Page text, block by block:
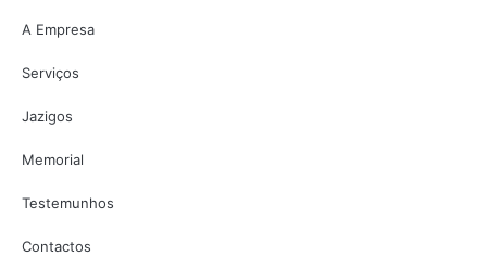
A Empresa
Serviços
Jazigos
Memorial
Testemunhos
Contactos